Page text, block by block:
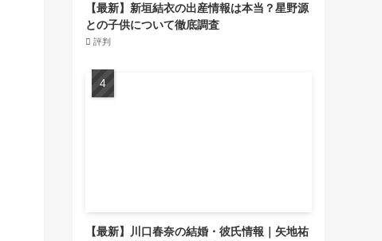
【最新】新垣結衣の出産情報は本当？星野源
との子供について徹底調査
評判
【最新】川口春奈の結婚・彼氏情報｜矢地祐